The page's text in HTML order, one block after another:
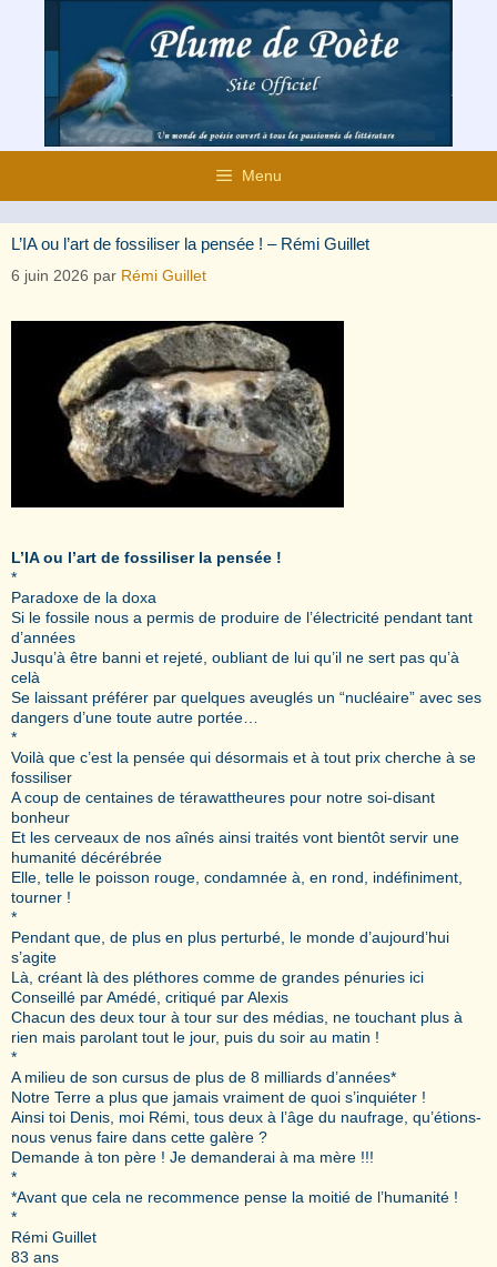
contenu
Menu
L’IA ou l’art de fossiliser la pensée ! – Rémi Guillet
6 juin 2026 par Rémi Guillet
L’IA ou l’art de fossiliser la pensée !
*
Paradoxe de la doxa
Si le fossile nous a permis de produire de l’électricité pendant tant
d’années
Jusqu’à être banni et rejeté, oubliant de lui qu’il ne sert pas qu’à
celà
Se laissant préférer par quelques aveuglés un “nucléaire” avec ses
dangers d’une toute autre portée…
*
Voilà que c’est la pensée qui désormais et à tout prix cherche à se
fossiliser
A coup de centaines de térawattheures pour notre soi-disant
bonheur
Et les cerveaux de nos aînés ainsi traités vont bientôt servir une
humanité décérébrée
Elle, telle le poisson rouge, condamnée à, en rond, indéfiniment,
tourner !
*
Pendant que, de plus en plus perturbé, le monde d’aujourd’hui
s’agite
Là, créant là des pléthores comme de grandes pénuries ici
Conseillé par Amédé, critiqué par Alexis
Chacun des deux tour à tour sur des médias, ne touchant plus à
rien mais parolant tout le jour, puis du soir au matin !
*
A milieu de son cursus de plus de 8 milliards d’années*
Notre Terre a plus que jamais vraiment de quoi s’inquiéter !
Ainsi toi Denis, moi Rémi, tous deux à l’âge du naufrage, qu’étions-
nous venus faire dans cette galère ?
Demande à ton père ! Je demanderai à ma mère !!!
*
*Avant que cela ne recommence pense la moitié de l’humanité !
*
Rémi Guillet
83 ans